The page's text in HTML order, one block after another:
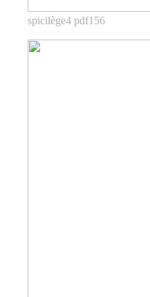
spicilège4 pdf156